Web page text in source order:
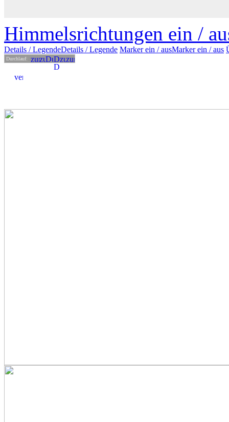
Himmelsrichtungen ein /
Details / LegendeDetails /Legende Marker ein /ausMarkerein / aus
Durchlauf: